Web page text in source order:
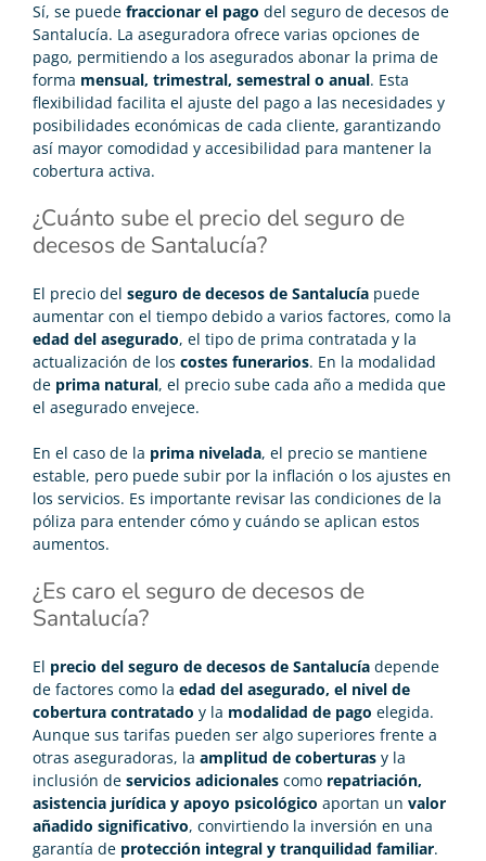
Sí, se puede fraccionar el pago del seguro de decesos de
Santalucía. La aseguradora ofrece varias opciones de
pago, permitiendo a los asegurados abonar la prima de
forma mensual, trimestral, semestral o anual. Esta
flexibilidad facilita el ajuste del pago a las necesidades y
posibilidades económicas de cada cliente, garantizando
así mayor comodidad y accesibilidad para mantener la
cobertura activa.
¿Cuánto sube el precio del seguro de
decesos de Santalucía?
El precio del seguro de decesos de Santalucía puede
aumentar con el tiempo debido a varios factores, como la
edad del asegurado, el tipo de prima contratada y la
actualización de los costes funerarios. En la modalidad
de prima natural, el precio sube cada año a medida que
el asegurado envejece.
En el caso de la prima nivelada, el precio se mantiene
estable, pero puede subir por la inflación o los ajustes en
los servicios. Es importante revisar las condiciones de la
póliza para entender cómo y cuándo se aplican estos
aumentos.
¿Es caro el seguro de decesos de
Santalucía?
El precio del seguro de decesos de Santalucía depende
de factores como la edad del asegurado, el nivel de
cobertura contratado y la modalidad de pago elegida.
Aunque sus tarifas pueden ser algo superiores frente a
otras aseguradoras, la amplitud de coberturas y la
inclusión de servicios adicionales como repatriación,
asistencia jurídica y apoyo psicológico aportan un valor
añadido significativo, convirtiendo la inversión en una
garantía de protección integral y tranquilidad familiar.